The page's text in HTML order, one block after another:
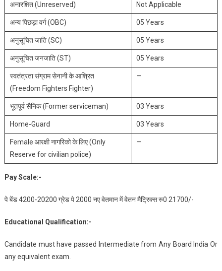
अनारक्षित (Unreserved) Not Applicable
अन्य पिछड़ा वर्ग (OBC) 05 Years
अनुसूचित जाति (SC) 05 Years
अनुसूचित जनजाति (ST) 05 Years
स्वतंत्रता संग्राम सेनानी के आश्रित
(Freedom Fighters Fighter)
—
भूतपूर्व सैनिक (Former serviceman) 03 Years
Home-Guard 03 Years
Female आरक्षी नागरिको के लिए (Only
Reserve for civilian police)
—
Pay Scale:-
पे बेंड 4200-20200 ग्रेड पे 2000 नए वेतमान में वेतन मैट्रिक्स रु0 21700/-
Educational Qualification:-
Candidate must have passed Intermediate from Any Board India Or
any equivalent exam.